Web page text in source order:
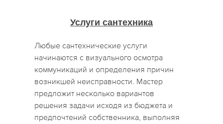
Услуги сантехника
Любые сантехнические услуги
начинаются с визуального осмотра
коммуникаций и определения причин
возникшей неисправности. Мастер
предложит несколько вариантов
решения задачи исходя из бюджета и
предпочтений собственника, выполняя